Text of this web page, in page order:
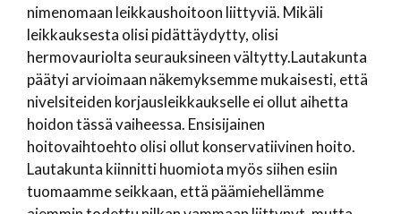
nimenomaan leikkaushoitoon liittyviä. Mikäli
leikkauksesta olisi pidättäydytty, olisi
hermovauriolta seurauksineen vältytty.Lautakunta
päätyi arvioimaan näkemyksemme mukaisesti, että
nivelsiteiden korjausleikkaukselle ei ollut aihetta
hoidon tässä vaiheessa. Ensisijainen
hoitovaihtoehto olisi ollut konservatiivinen hoito.
Lautakunta kiinnitti huomiota myös siihen esiin
tuomaamme seikkaan, että päämiehellämme